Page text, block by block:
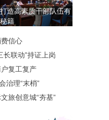
打造高素质干部队伍有
秘籍
信心
长联动”持证上岗
复工复产
治理“末梢”
旅创意城“夯基”